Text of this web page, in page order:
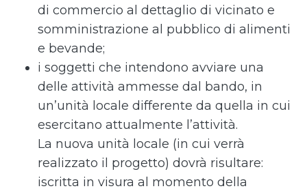
di commercio al dettaglio di vicinato e
somministrazione al pubblico di alimenti
e bevande;
i soggetti che intendono avviare una
delle attività ammesse dal bando, in
un’unità locale differente da quella in cui
esercitano attualmente l’attività.
La nuova unità locale (in cui verrà
realizzato il progetto) dovrà risultare:
iscritta in visura al momento della